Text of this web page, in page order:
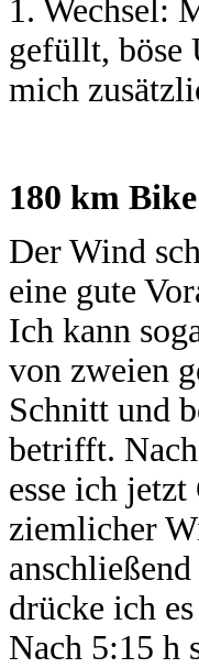
1. Wechsel:
gefüllt, böse
mich
180 km
Der Wind
eine gute
Ich kann
von zweien
Schnitt und
betrifft. Nach
esse ich
ziemlicher
drücke ich
Nach 5:15 h